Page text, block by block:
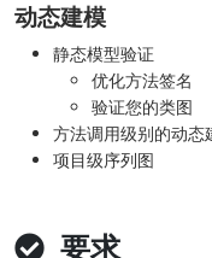
动态建模
静态模型验证
优化方法签名
验证您的类图
方法调用级别的动态
项目级序列图
要求